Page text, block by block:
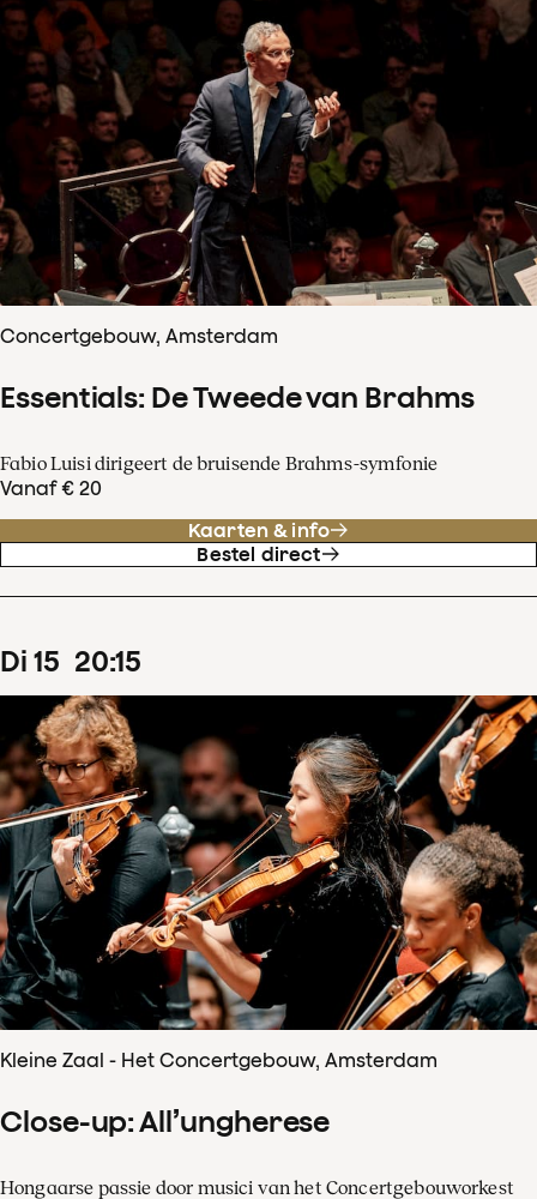
Concertgebouw, Amsterdam
Essentials: De Tweede van Brahms
Fabio Luisi dirigeert de bruisende Brahms-symfonie
Vanaf € 20
Kaarten & info
Bestel direct
di 15 20:15
Kleine Zaal - Het Concertgebouw, Amsterdam
Close-up: All’ungherese
Hongaarse passie door musici van het Concertgebouworkest